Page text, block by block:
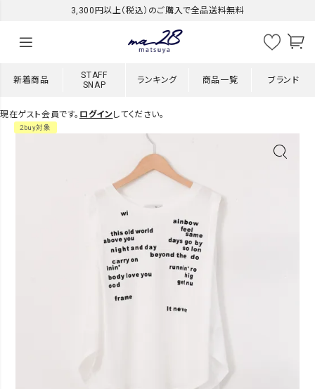
3,300円以上（税込）のご購入で全品送料無料
新着商品
STAFF
SNAP
ランキング 商品一覧 ブランド
現在ゲスト会員です。 ログインしてください。
2buy対象